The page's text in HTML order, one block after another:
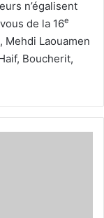
n’égalisent
de la 16e
Mehdi Laouamen
Boucherit,